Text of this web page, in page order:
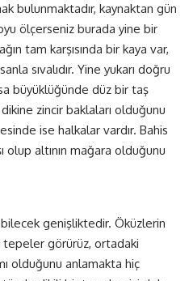
bulunmaktadır, kaynaktan gün
ölçerseniz burada yine bir
tam karşısında bir kaya var,
sıvalıdır. Yine yukarı doğru
büyüklüğünde düz bir taş
zincir baklaları olduğunu
ise halkalar vardır. Bahis
olup altının mağara olduğunu
genişliktedir. Öküzlerin
görürüz, ortadaki
olduğunu anlamakta hiç